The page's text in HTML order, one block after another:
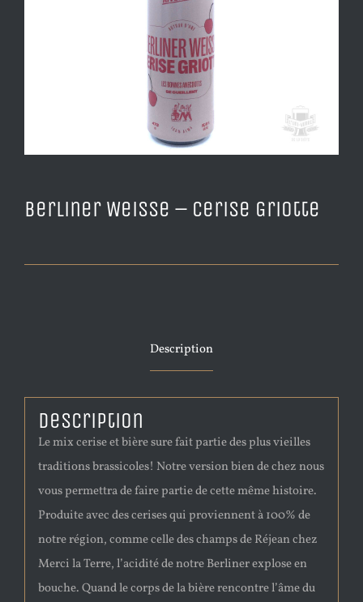
Berliner Weisse – Cerise Griotte
Description
Description
Le mix cerise et bière sure fait partie des plus vieilles
traditions brassicoles! Notre version bien de chez nous
vous permettra de faire partie de cette même histoire.
Produite avec des cerises qui proviennent à 100% de
notre région, comme celle des champs de Réjean chez
Merci la Terre, l’acidité de notre Berliner explose en
bouche. Quand le corps de la bière rencontre l’âme du